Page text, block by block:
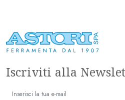
Iscriviti alla